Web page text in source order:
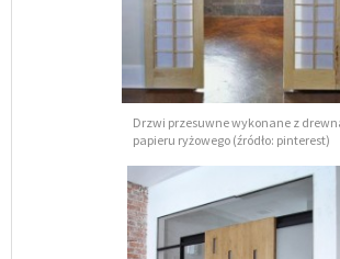
Drzwi przesuwne wykonane z
papieru ryżowego (źródło: pinterest)